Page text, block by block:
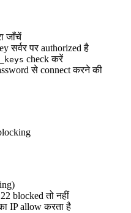
जाँचें
सर्वर पर authorized है
check करें
से connect करने की
blocked तो नहीं
IP allow करता है